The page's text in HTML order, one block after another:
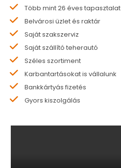
Több mint 26 éves tapasztalat
Belvárosi üzlet és raktár
Saját szakszerviz
Saját szállító teherautó
Széles szortiment
Karbantartásokat is vállalunk
Bankkártyás fizetés
Gyors kiszolgálás